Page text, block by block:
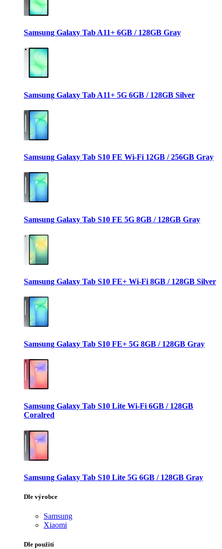
Samsung Galaxy Tab A11+ 6GB / 128GB Gray
Samsung Galaxy Tab A11+ 5G 6GB / 128GB Silver
Samsung Galaxy Tab S10 FE Wi-Fi 12GB / 256GB Gray
Samsung Galaxy Tab S10 FE 5G 8GB / 128GB Gray
Samsung Galaxy Tab S10 FE+ Wi-Fi 8GB / 128GB Silver
Samsung Galaxy Tab S10 FE+ 5G 8GB / 128GB Gray
Samsung Galaxy Tab S10 Lite Wi-Fi 6GB / 128GB
Coralred
Samsung Galaxy Tab S10 Lite 5G 6GB / 128GB Gray
Dle výrobce
Samsung
Xiaomi
Dle použití